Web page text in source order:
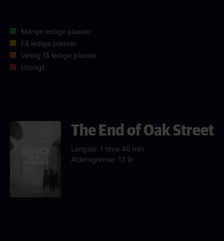
Mange ledige plasser
Få ledige plasser
Veldig få ledige plasser
Utsolgt
The End of Oak Street
Lengde: 1 time 40 min
Aldersgrense: 12 år